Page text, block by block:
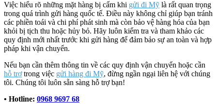
Việc hiểu rõ những mặt hàng bị cấm khi gửi đi Mỹ là rất quan trọng
trong quá trình gửi hàng quốc tế. Điều này không chỉ giúp bạn tránh
các phiền toái và chi phí phát sinh mà còn bảo vệ hàng hóa của bạn
khỏi bị tịch thu hoặc hủy bỏ. Hãy luôn kiểm tra và tham khảo các
quy định mới nhất trước khi gửi hàng để đảm bảo sự an toàn và hợp
pháp khi vận chuyển.
Nếu bạn cần thêm thông tin về các quy định vận chuyển hoặc cần
hỗ trợtrong việc gửi hàng đi Mỹ, đừng ngần ngại liên hệ với chúng
tôi. Chúng tôi luôn sẵn sàng hỗ trợ bạn!
• Hotline: 0968 9697 68